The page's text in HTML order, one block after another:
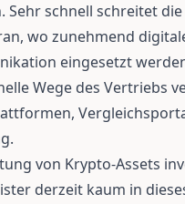
Sehr schnell schreitet
wo zunehmend
eingesetzt
Wege des Vertriebs
von Krypto-Assets
derzeit kaum in